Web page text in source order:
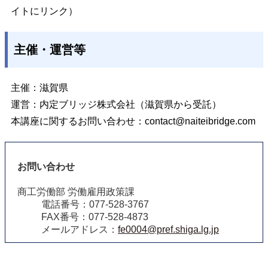
イトにリンク）
主催・運営等
主催：滋賀県
運営：内定ブリッジ株式会社（滋賀県から受託）
本講座に関するお問い合わせ： contact@naiteibridge.com
お問い合わせ
商工労働部 労働雇用政策課
電話番号：077-528-3767
FAX番号：077-528-4873
メールアドレス： fe0004@pref.shiga.lg.jp